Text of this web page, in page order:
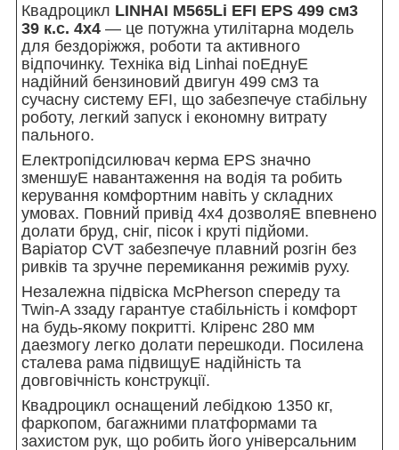
Квадроцикл LINHAI M565Li EFI EPS 499 см3
39 к.с. 4x4 — це потужна утилітарна модель
для бездоріжжя, роботи та активного
відпочинку. Техніка від Linhai поЕднуЕ
надійний бензиновий двигун 499 см3 та
сучасну систему EFI, що забезпечуе стабільну
роботу, легкий запуск і економну витрату
пального.
Електропідсилювач керма EPS значно
зменшуЕ навантаження на водія та робить
керування комфортним навіть у складних
умовах. Повний привід 4x4 дозволяЕ впевнено
долати бруд, сніг, пісок і круті підйоми.
Варіатор CVT забезпечуе плавний розгін без
ривків та зручне перемикання режимів руху.
Незалежна підвіска McPherson спереду та
Twin-A ззаду гарантуе стабільність і комфорт
на будь-якому покритті. Кліренс 280 мм
даезмогу легко долати перешкоди. Посилена
сталева рама підвищуЕ надійність та
довговічність конструкції.
Квадроцикл оснащений лебідкою 1350 кг,
фаркопом, багажними платформами та
захистом рук, що робить його універсальним